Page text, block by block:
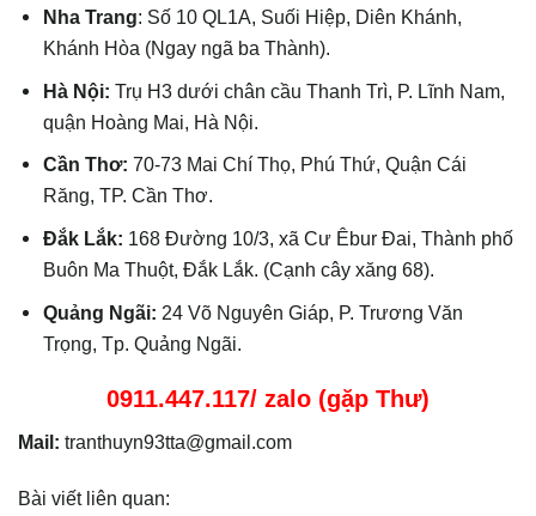
Nha Trang: Số 10 QL1A, Suối Hiệp, Diên Khánh,
Khánh Hòa (Ngay ngã ba Thành).
Hà Nội:Trụ H3 dưới chân cầu Thanh Trì, P. Lĩnh Nam,
quận Hoàng Mai, Hà Nội.
Cần Thơ:70-73 Mai Chí Thọ, Phú Thứ, Quận Cái
Răng, TP. Cần Thơ.
Đắk Lắk: 168 Đường 10/3, xã Cư Êbur Đai, Thành phố
Buôn Ma Thuột, Đắk Lắk. (Cạnh cây xăng 68).
Quảng Ngãi: 24 Võ Nguyên Giáp, P. Trương Văn
Trọng, Tp. Quảng Ngãi.
0911.447.117/ zalo (gặp Thư)
Mail: tranthuyn93tta@gmail.com
Bài viết liên quan: